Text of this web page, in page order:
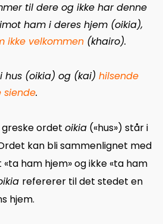
til dere og ikke har denne
ham i deres hjem (oikia),
ikke velkommen(khairo).
hus (oikia) og (kai) hilsende
siende.
ordet oikia(«hus») står i
kan bli sammenlignet med
ham hjem» og ikke «ta ham
refererer til det stedet en
hjem.